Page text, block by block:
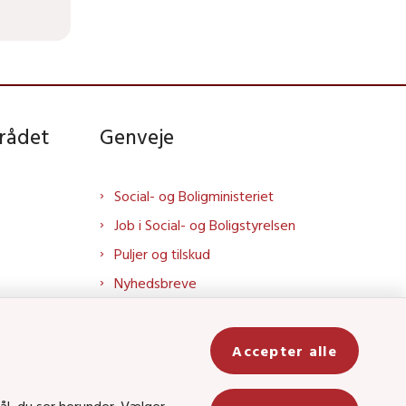
Genveje
Social- og Boligministeriet
Job i Social- og Boligstyrelsen
Puljer og tilskud
Nyhedsbreve
Social- og Boligstyrelsens nyheder
som RSS feed
Accepter alle